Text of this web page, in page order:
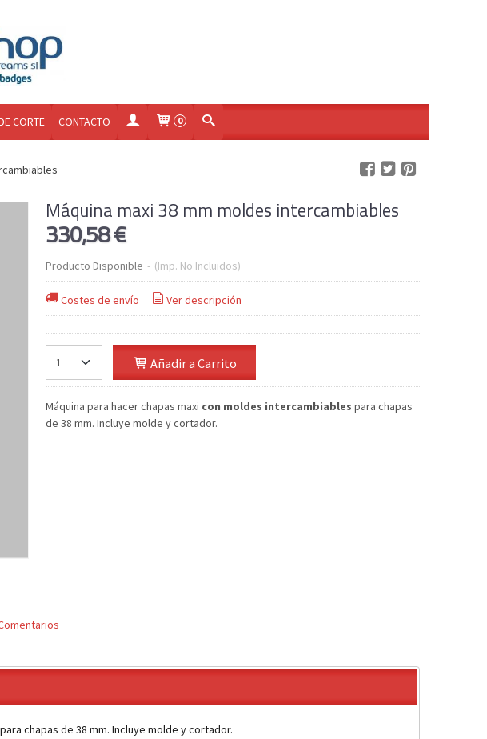
CORTE CONTACTO 0
Máquina maxi 38 mm moldes intercambiables
330,58 €
Producto Disponible - (Imp. No Incluidos)
Costes de envío Ver descripción
Añadir a Carrito
Máquina para hacer chapas maxi con moldes intercambiables para chapas
de 38 mm. Incluye molde y cortador.
para chapas de 38 mm. Incluye molde y cortador.